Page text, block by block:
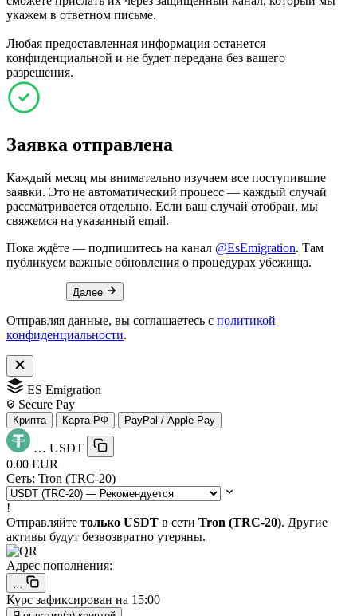
укажем в ответном письме.
Любая предоставленная информация останется
конфиденциальной и не будет передана без вашего
разрешения.
Заявка отправлена
Каждый месяц мы внимательно изучаем все поступившие
заявки. Это не автоматический процесс — каждый случай
рассматривается отдельно. Если ваш случай отобран, мы
свяжемся на указанный email.
Пока ждёте — подпишитесь на канал @EsEmigration. Там
публикуем важные обновления о процедурах убежища.
Далее
Отправляя данные, вы соглашаетесь с политикой
конфиденциальности.
ES Emigration
Secure Pay
Крипта Карта РФ PayPal / Apple Pay
… USDT
0.00 EUR
Сеть: Tron (TRC-20)
!
Отправляйте только USDT в сети Tron (TRC-20). Другие
активы будут безвозвратно утеряны.
Адрес пополнения:
…
Курс зафиксирован на 15:00